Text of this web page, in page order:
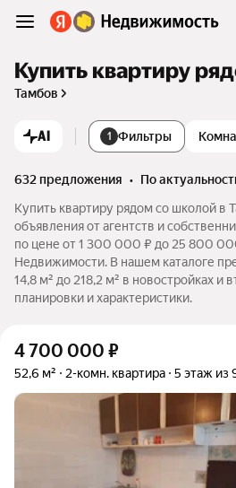
Купить квартиру
Тамбов
AI 1 Фильтры
632 предложения •
по
Купить квартиру рядом со школой в
объявления от агентств и
по цене от 1 300 000 ₽ до 25 800
Недвижимости. В нашем каталоге
14,8 м² до 218,2 м² в новостройках
планировки и характеристики.
4 700 000 ₽
52,6 м² 2-комн. квартира 5 этаж из